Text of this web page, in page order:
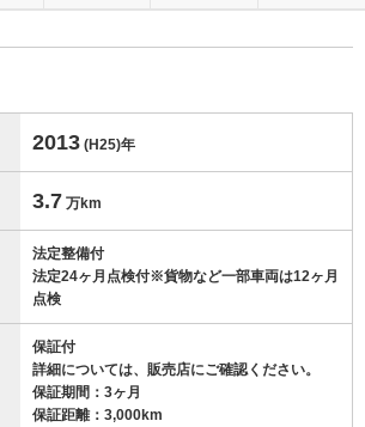
2013 (H25)年
3.7 万km
法定整備付
法定24ヶ月点検付※貨物など一部車両は12ヶ月
点検
保証付
詳細については、販売店にご確認ください。
保証期間：3ヶ月
保証距離：3,000km